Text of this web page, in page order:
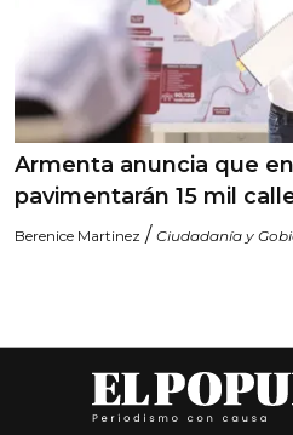
Armenta anuncia que
pavimentarán 15 mil
Berenice Martinez / Ciudadanía y